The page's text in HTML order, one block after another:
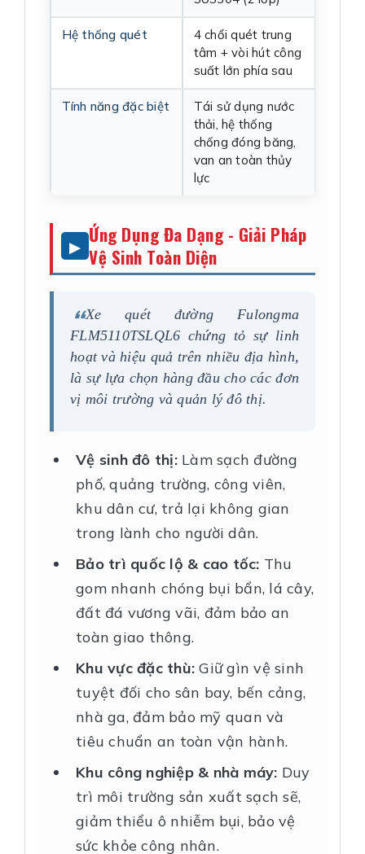
Hệ thống quét
4 chổi quét trung
tâm + vòi hút công
suất lớn phía sau
Tính năng đặc biệt
Tái sử dụng nước
thải, hệ thống
chống đóng băng,
van an toàn thủy
lực
Ứng Dụng Đa Dạng - Giải Pháp
Vệ Sinh Toàn Diện
Xe quét đường Fulongma
FLM5110TSLQL6 chứng tỏ sự linh
hoạt và hiệu quả trên nhiều địa hình,
là sự lựa chọn hàng đầu cho các đơn
vị môi trường và quản lý đô thị.
Vệ sinh đô thị:Làm sạch đường
phố, quảng trường, công viên,
khu dân cư, trả lại không gian
trong lành cho người dân.
Bảo trì quốc lộ & cao tốc: Thu
gom nhanh chóng bụi bẩn, lá cây,
đất đá vương vãi, đảm bảo an
toàn giao thông.
Khu vực đặc thù: Giữ gìn vệ sinh
tuyệt đối cho sân bay, bến cảng,
nhà ga, đảm bảo mỹ quan và
tiêu chuẩn an toàn vận hành.
Khu công nghiệp & nhà máy: Duy
trì môi trường sản xuất sạch sẽ,
giảm thiểu ô nhiễm bụi, bảo vệ
sức khỏe công nhân.